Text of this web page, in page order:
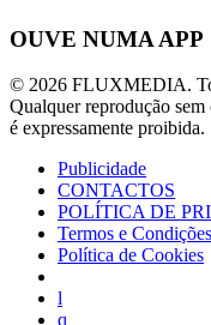
OUVE NUMA APP
© 2026 FLUXMEDIA.
Qualquer reprodução sem
é expressamente proibida.
Publicidade
CONTACTOS
POLÍTICA DE
Termos e Condições
Política de Cookies